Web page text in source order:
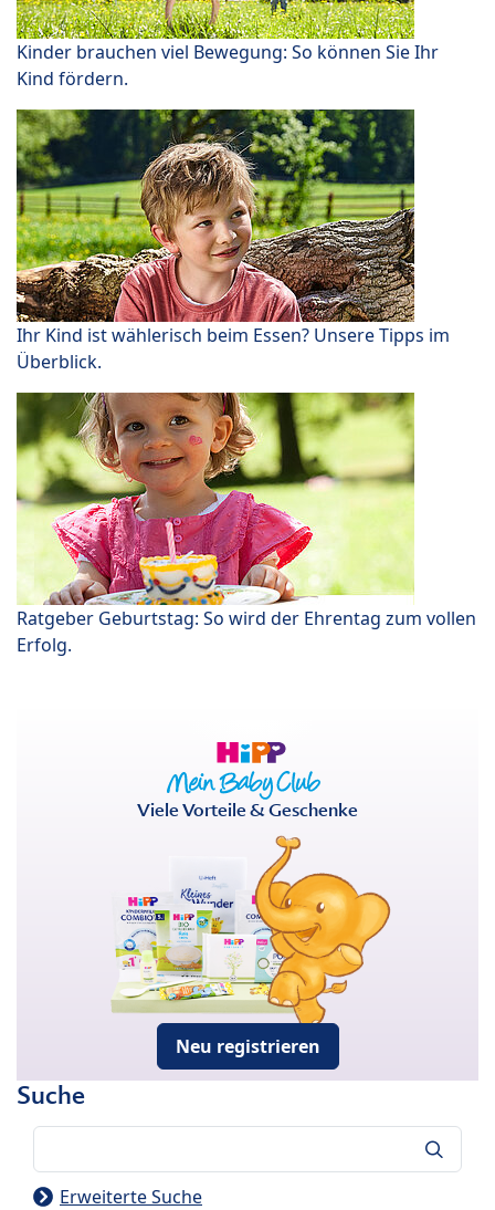
Kinder brauchen viel Bewegung: So können Sie Ihr
Kind fördern.
Ihr Kind ist wählerisch beim Essen? Unsere Tipps im
Überblick.
Ratgeber Geburtstag: So wird der Ehrentag zum vollen
Erfolg.
Viele Vorteile & Geschenke
Neu registrieren
Suche
Erweiterte Suche